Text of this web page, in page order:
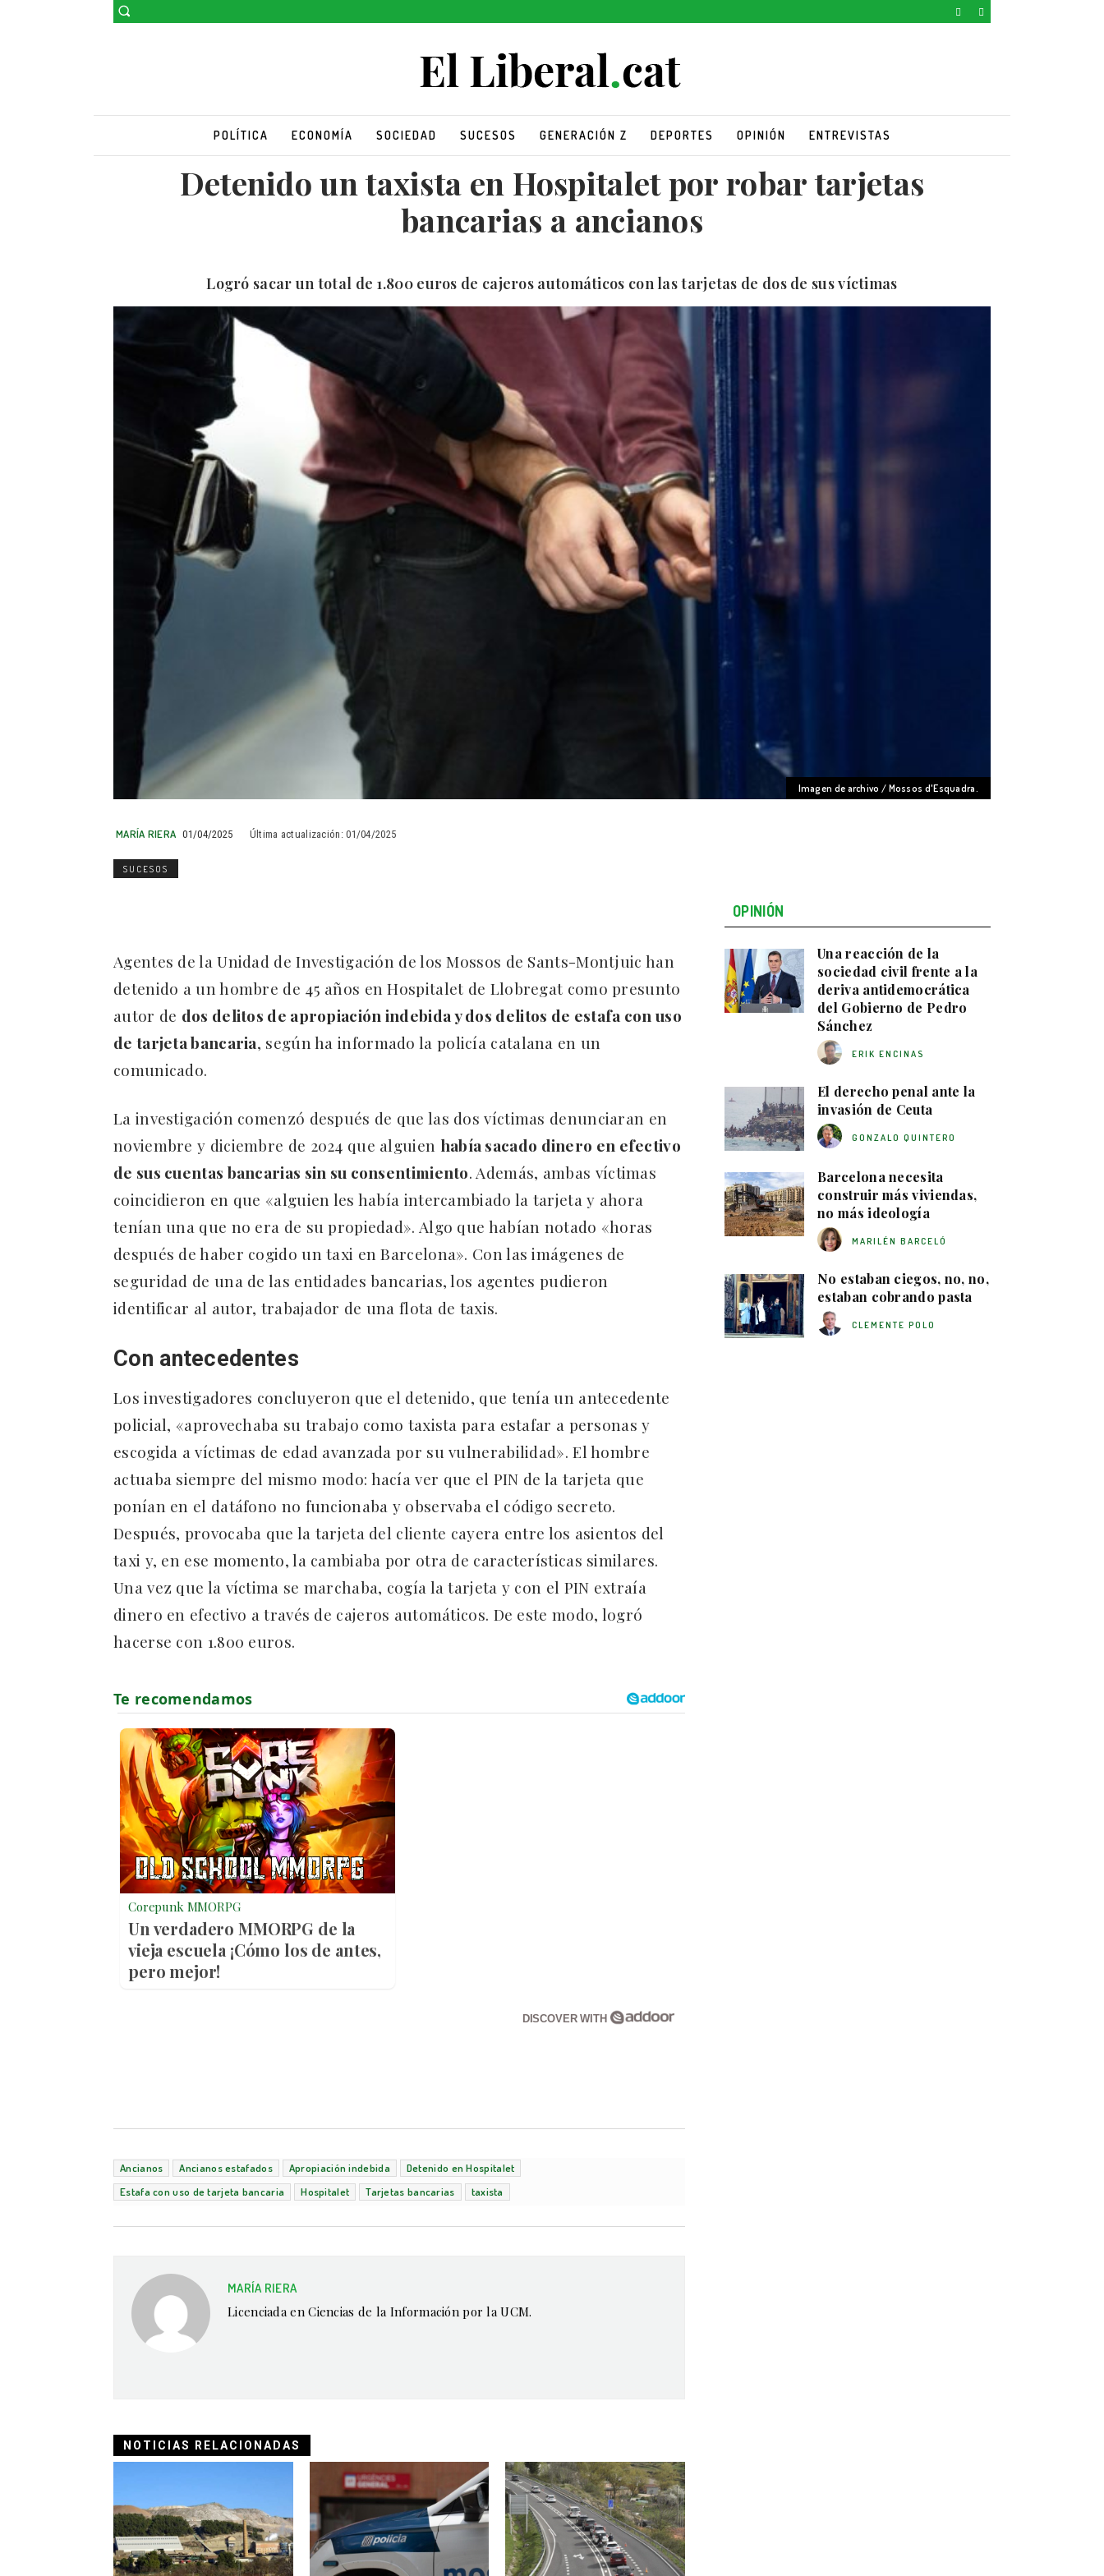
POLÍTICA ECONOMÍA SOCIEDAD SUCESOS GENERACIÓN Z DEPORTES OPINIÓN ENTREVISTAS
Detenido un taxista en Hospitalet por robar tarjetas
bancarias a ancianos
Logró sacar un total de 1.800 euros de cajeros automáticos con las tarjetas de dos de sus víctimas
Imagen de archivo / Mossos d'Esquadra.
MARÍA RIERA 01/04/2025 Última actualización: 01/04/2025
SUCESOS
Agentes de la Unidad de Investigación de los Mossos de Sants-Montjuic han
detenido a un hombre de 45 años en Hospitalet de Llobregat como presunto
autor de dos delitos de apropiación indebida y dos delitos de estafa con uso
de tarjeta bancaria, según ha informado la policía catalana en un
comunicado.
La investigación comenzó después de que las dos víctimas denunciaran en
noviembre y diciembre de 2024 que alguien había sacado dinero en efectivo
de sus cuentas bancarias sin su consentimiento. Además, ambas víctimas
coincidieron en que «alguien les había intercambiado la tarjeta y ahora
tenían una que no era de su propiedad». Algo que habían notado «horas
después de haber cogido un taxi en Barcelona». Con las imágenes de
seguridad de una de las entidades bancarias, los agentes pudieron
identificar al autor, trabajador de una flota de taxis.
Con antecedentes
Los investigadores concluyeron que el detenido, que tenía un antecedente
policial, «aprovechaba su trabajo como taxista para estafar a personas y
escogida a víctimas de edad avanzada por su vulnerabilidad». El hombre
actuaba siempre del mismo modo: hacía ver que el PIN de la tarjeta que
ponían en el datáfono no funcionaba y observaba el código secreto.
Después, provocaba que la tarjeta del cliente cayera entre los asientos del
taxi y, en ese momento, la cambiaba por otra de características similares.
Una vez que la víctima se marchaba, cogía la tarjeta y con el PIN extraía
dinero en efectivo a través de cajeros automáticos. De este modo, logró
hacerse con 1.800 euros.
Corepunk MMORPG
Un verdadero MMORPG de la
vieja escuela ¡Cómo los de antes,
pero mejor!
DISCOVER WITH
Ancianos Ancianos estafados Apropiación indebida
Detenido en Hospitalet
Estafa con uso de tarjeta bancaria
Hospitalet Tarjetas bancarias taxista
MARÍA RIERA
Licenciada en Ciencias de la Información por la UCM.
NOTICIAS RELACIONADAS
OPINIÓN
Una reacción de la
sociedad civil frente a la
deriva antidemocrática
del Gobierno de Pedro
Sánchez
ERIK ENCINAS
El derecho penal ante la
invasión de Ceuta
GONZALO QUINTERO
Barcelona necesita
construir más viviendas,
no más ideología
MARILÉN BARCELÓ
No estaban ciegos, no, no,
estaban cobrando pasta
CLEMENTE POLO